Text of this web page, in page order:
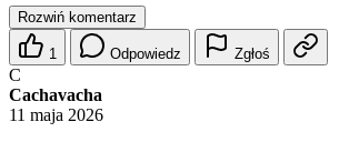
Rozwiń komentarz
1 Odpowiedz Zgłoś
C
Cachavacha
11 maja 2026